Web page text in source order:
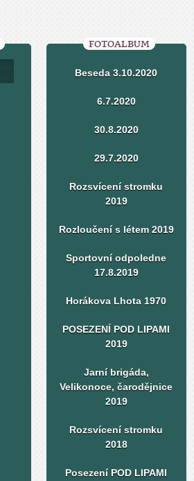
FOTOALBUM
Beseda 3.10.2020
6.7.2020
30.8.2020
29.7.2020
Rozsvícení stromku
2019
Rozloučení s létem 2019
Sportovní odpoledne
17.8.2019
Horákova Lhota 1970
POSEZENÍ POD LIPAMI
2019
Jarní brigáda,
Velikonoce, čarodějnice
2019
Rozsvícení stromku
2018
Posezení POD LIPAMI